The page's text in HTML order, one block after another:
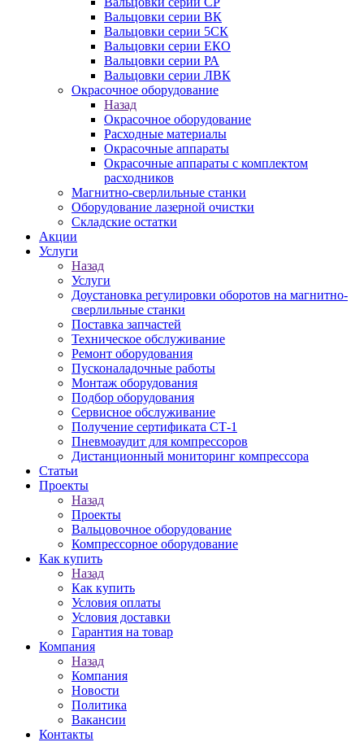
Вальцовки серии ВК
Вальцовки серии 5СК
Вальцовки серии ЕКО
Вальцовки серии РА
Вальцовки серии ЛВК
Окрасочное оборудование
Назад
Окрасочное оборудование
Расходные материалы
Окрасочные аппараты
Окрасочные аппараты с комплектом
расходников
Магнитно-сверлильные станки
Оборудование лазерной очистки
Складские остатки
Акции
Услуги
Назад
Услуги
Доустановка регулировки оборотов на магнитно-
сверлильные станки
Поставка запчастей
Техническое обслуживание
Ремонт оборудования
Пусконаладочные работы
Монтаж оборудования
Подбор оборудования
Сервисное обслуживание
Получение сертификата СТ-1
Пневмоаудит для компрессоров
Дистанционный мониторинг компрессора
Статьи
Проекты
Назад
Проекты
Вальцовочное оборудование
Компрессорное оборудование
Как купить
Назад
Как купить
Условия оплаты
Условия доставки
Гарантия на товар
Компания
Назад
Компания
Новости
Политика
Вакансии
Контакты